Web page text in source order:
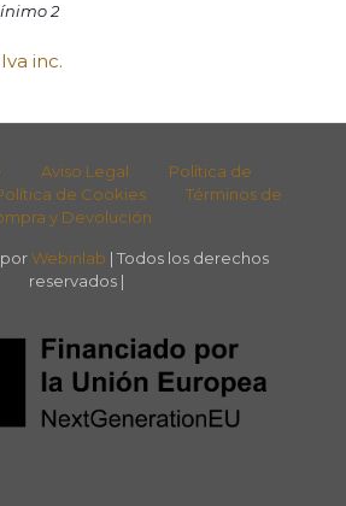
2
Iva inc.
Aviso Legal
Política de
de Cookies
Términos de
y Devolución
Webinlab | Todos los derechos
reservados |